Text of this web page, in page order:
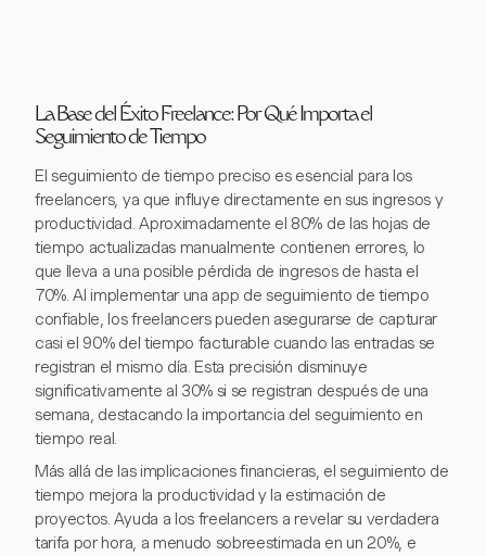
La Base del Éxito Freelance: Por Qué Importa el
Seguimiento de Tiempo
El seguimiento de tiempo preciso es esencial para los
freelancers, ya que influye directamente en sus ingresos y
productividad. Aproximadamente el 80% de las hojas de
tiempo actualizadas manualmente contienen errores, lo
que lleva a una posible pérdida de ingresos de hasta el
70%. Al implementar una app de seguimiento de tiempo
confiable, los freelancers pueden asegurarse de capturar
casi el 90% del tiempo facturable cuando las entradas se
registran el mismo día. Esta precisión disminuye
significativamente al 30% si se registran después de una
semana, destacando la importancia del seguimiento en
tiempo real.
Más allá de las implicaciones financieras, el seguimiento de
tiempo mejora la productividad y la estimación de
proyectos. Ayuda a los freelancers a revelar su verdadera
tarifa por hora, a menudo sobreestimada en un 20%, e